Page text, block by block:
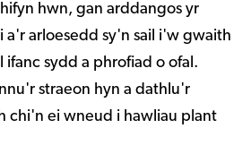
hwn, gan arddangos yr
arloesedd sy'n sail i'w gwaith
sydd a phrofiad o ofal.
straeon hyn a dathlu'r
chi'n ei wneud i hawliau plant